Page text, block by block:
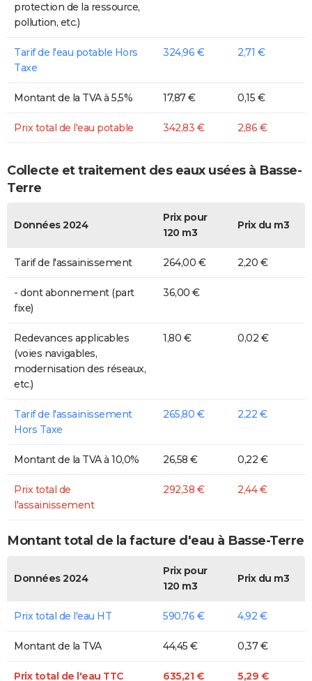
protection de la ressource,
pollution, etc.)
Tarif de l'eau potable Hors
Taxe
324,96 € 2,71 €
Montant de la TVA à 5,5% 17,87 € 0,15 €
Prix total de l'eau potable 342,83 € 2,86 €
Collecte et traitement des eaux usées à Basse-
Terre
Données 2024
Prix pour
120 m3
Prix du m3
Tarif de l'assainissement 264,00 € 2,20 €
- dont abonnement (part
fixe)
36,00 €
Redevances applicables
(voies navigables,
modernisation des réseaux,
etc.)
1,80 € 0,02 €
Tarif de l'assainissement
Hors Taxe
265,80 € 2,22 €
Montant de la TVA à 10,0% 26,58 € 0,22 €
Prix total de
l'assainissement
292,38 € 2,44 €
Montant total de la facture d'eau à Basse-Terre
Données 2024
Prix pour
120 m3
Prix du m3
Prix total de l'eau HT 590,76 € 4,92 €
Montant de la TVA 44,45 € 0,37 €
Prix total de l'eau TTC 635,21 € 5,29 €